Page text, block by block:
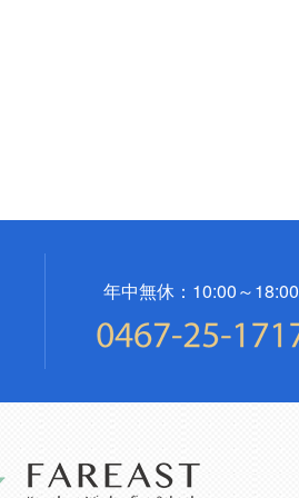
年中無休：10:00～18:00